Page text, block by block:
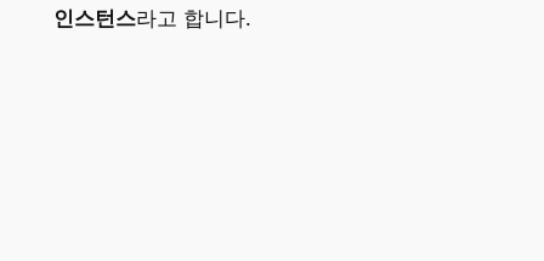
인스턴스라고 합니다.